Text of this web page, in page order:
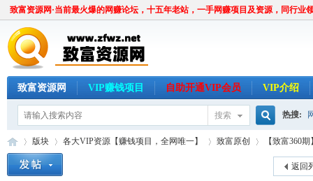
致富资源网·当前最火爆的网赚论坛，十五年老站，一手网赚项目及资源，同行业
致富资源网 VIP赚钱项目 自助开通VIP会员 VIP介绍
搜索
搜
热搜:
版块 各大VIP资源【赚钱项目，全网唯一】 致富原创 【致富360
返回